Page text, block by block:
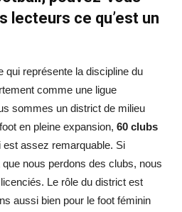
lecteurs ce qu’est un
qui représente la discipline du
comme une ligue
sommes un district de milieu
en pleine expansion, 60 clubs
est assez remarquable. Si
que nous perdons des clubs, nous
Le rôle du district est
aussi bien pour le foot féminin